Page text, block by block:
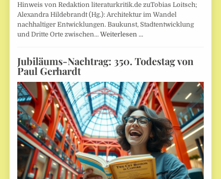
Hinweis von Redaktion literaturkritik.de zuTobias Loitsch;
Alexandra Hildebrandt (Hg.): Architektur im Wandel
nachhaltiger Entwicklungen. Baukunst, Stadtentwicklung
und Dritte Orte zwischen…Weiterlesen …
Jubiläums-Nachtrag: 350. Todestag von
Paul Gerhardt